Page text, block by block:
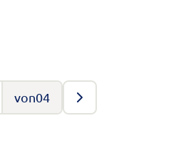
von04